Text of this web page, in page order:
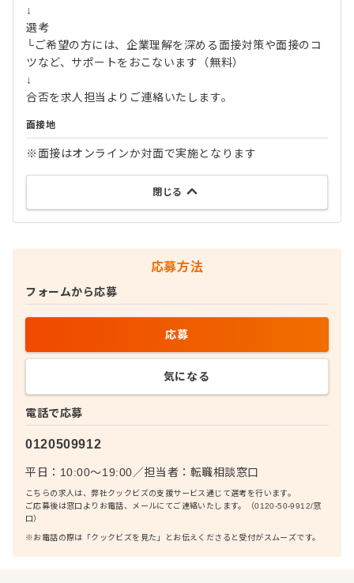
↓
選考
└ご希望の方には、企業理解を深める面接対策や面接のコ
ツなど、サポートをおこないます（無料）
↓
合否を求人担当よりご連絡いたします。
面接地
※面接はオンラインか対面で実施となります
閉じる
応募方法
電話で応募
0120509912
平日：10:00〜19:00／担当者： 転職相談窓口
こちらの求人は、弊社クックビズの支援サービス通じて選考を行います。
ご応募後は窓口よりお電話、メールにてご連絡いたします。（0120-50-9912/窓
口）
※お電話の際は「クックビズを見た」とお伝えくださると受付がスムーズです。
フォームから応募
応募
気になる